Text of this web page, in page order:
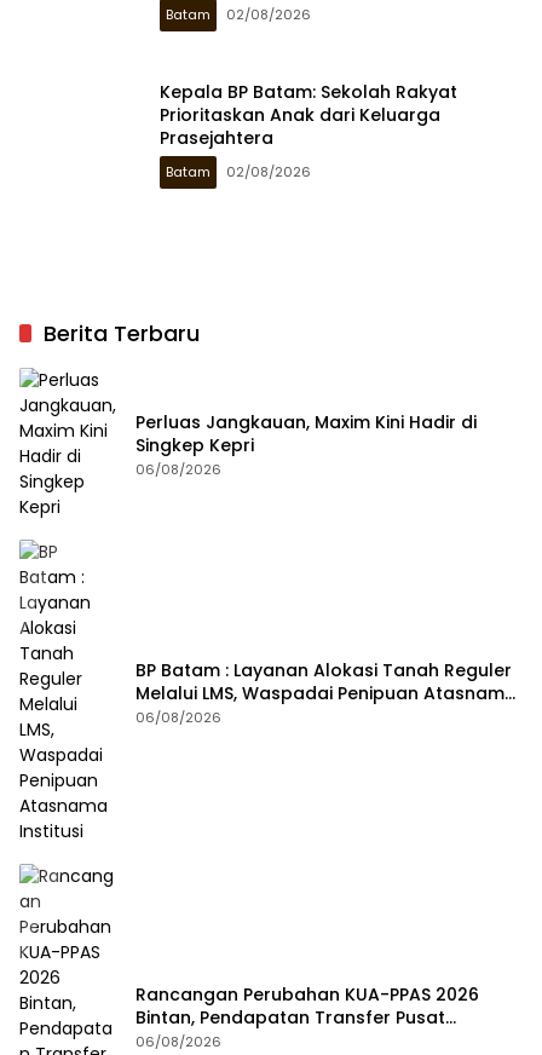
Batam 02/08/2026
Kepala BP Batam: Sekolah Rakyat
Prioritaskan Anak dari Keluarga
Prasejahtera
Batam 02/08/2026
Berita Terbaru
Perluas Jangkauan, Maxim Kini Hadir di
Singkep Kepri
06/08/2026
BP Batam : Layanan Alokasi Tanah Reguler
Melalui LMS, Waspadai Penipuan Atasnama
Institusi
06/08/2026
Rancangan Perubahan KUA-PPAS 2026
Bintan, Pendapatan Transfer Pusat
Diproyeksi Naik Rp1,41 Miliar
06/08/2026